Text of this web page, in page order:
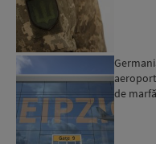
de